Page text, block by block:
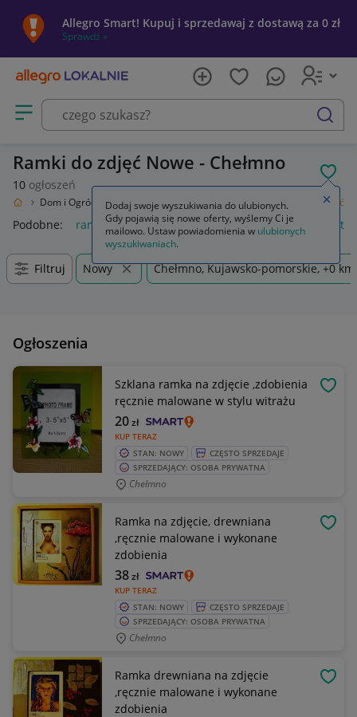
Allegro Smart! Kupuj i sprzedawaj z dostawą za 0 zł
Sprawdź »
Otwórz menu z kategoriami
szukaj
Ramki do zdjęć Nowe - Chełmno
10 ogłoszeń
Dom i Ogród Wyposażenie Dekoracje ścienne Ramki do zdjęć
Podobne: ramki do zdjęć ramka na zdjęcia ramki
Filtruj Nowy Chełmno, Kujawsko-pomorskie, +0 km
Ogłoszenia
Szklana ramka na zdjęcie ,zdobienia
ręcznie malowane w stylu witrażu
KUP TERAZ
20zł
STAN: NOWY
CZĘSTO SPRZEDAJE
SPRZEDAJĄCY: OSOBA PRYWATNA
Chełmno
Ramka na zdjęcie, drewniana
,ręcznie malowane i wykonane
zdobienia
KUP TERAZ
38zł
STAN: NOWY
CZĘSTO SPRZEDAJE
SPRZEDAJĄCY: OSOBA PRYWATNA
Chełmno
Ramka drewniana na zdjęcie
,ręcznie malowane i wykonane
zdobienia
Dodaj swoje wyszukiwania do ulubionych.
Gdy pojawią się nowe oferty, wyślemy Ci je
mailowo. Ustaw powiadomienia w ulubionych
wyszukiwaniach.